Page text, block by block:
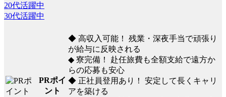
20代活躍中
30代活躍中
PRポイ
ント
◆ 高収入可能！ 残業・深夜手当で頑張り
が給与に反映される
◆ 寮完備！ 赴任旅費も全額支給で遠方か
らの応募も安心
◆ 正社員登用あり！ 安定して長くキャリ
アを築ける